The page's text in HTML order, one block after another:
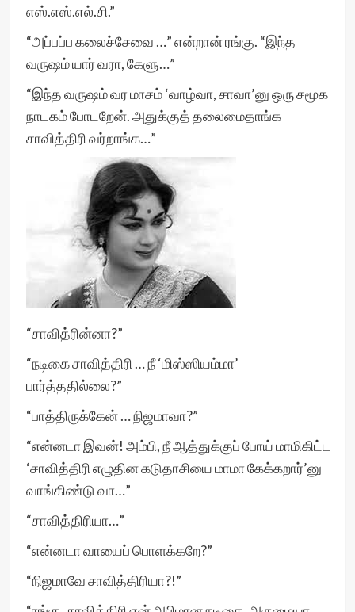
எஸ்.எஸ்.எல்.சி.”
“அப்பப்ப கலைச்சேவை …” என்றான் ரங்கு. “இந்த
வருஷம் யார் வரா, கேளு…”
“இந்த வருஷம் வர மாசம் ‘வாழ்வா, சாவா’னு ஒரு சமூக
நாடகம் போடறேன். அதுக்குத் தலைமைதாங்க
சாவித்திரி வர்றாங்க…”
“சாவித்ரின்னா?”
“நடிகை சாவித்திரி … நீ ‘மிஸ்ஸியம்மா’
பார்த்ததில்லை?”
“பாத்திருக்கேன் … நிஜமாவா?”
“என்னடா இவன்! அம்பி, நீ ஆத்துக்குப் போய் மாமிகிட்ட
‘சாவித்திரி எழுதின கடுதாசியை மாமா கேக்கறார்’னு
வாங்கிண்டு வா…”
“சாவித்திரியா…”
“என்னடா வாயைப் பொளக்கறே?”
“நிஜமாவே சாவித்திரியா?!”